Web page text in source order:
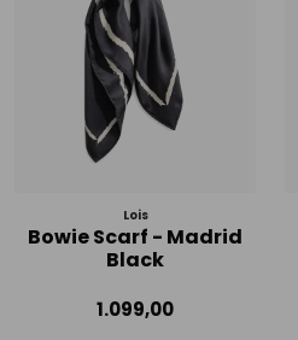
Lois
Bowie Scarf - Madrid
Black
1.099,00
Tilbehør
Outlet